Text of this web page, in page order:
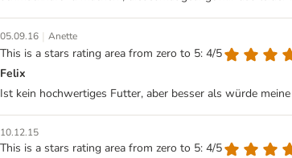
05.09.16 | Anette
This is a stars rating area from zero to 5: 4/5
Felix
Ist kein hochwertiges Futter, aber besser als würde
10.12.15
This is a stars rating area from zero to 5: 4/5